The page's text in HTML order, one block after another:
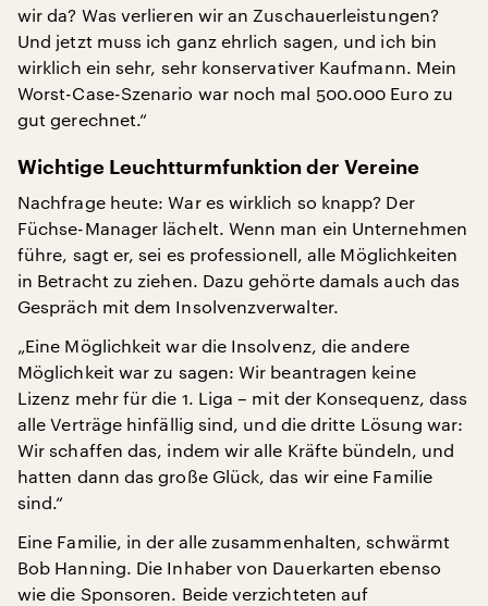
wir da? Was verlieren wir an Zuschauerleistungen?
Und jetzt muss ich ganz ehrlich sagen, und ich bin
wirklich ein sehr, sehr konservativer Kaufmann. Mein
Worst-Case-Szenario war noch mal 500.000 Euro zu
gut gerechnet.“
Wichtige Leuchtturmfunktion der Vereine
Nachfrage heute: War es wirklich so knapp? Der
Füchse-Manager lächelt. Wenn man ein Unternehmen
führe, sagt er, sei es professionell, alle Möglichkeiten
in Betracht zu ziehen. Dazu gehörte damals auch das
Gespräch mit dem Insolvenzverwalter.
„Eine Möglichkeit war die Insolvenz, die andere
Möglichkeit war zu sagen: Wir beantragen keine
Lizenz mehr für die 1. Liga – mit der Konsequenz, dass
alle Verträge hinfällig sind, und die dritte Lösung war:
Wir schaffen das, indem wir alle Kräfte bündeln, und
hatten dann das große Glück, das wir eine Familie
sind.“
Eine Familie, in der alle zusammenhalten, schwärmt
Bob Hanning. Die Inhaber von Dauerkarten ebenso
wie die Sponsoren. Beide verzichteten auf